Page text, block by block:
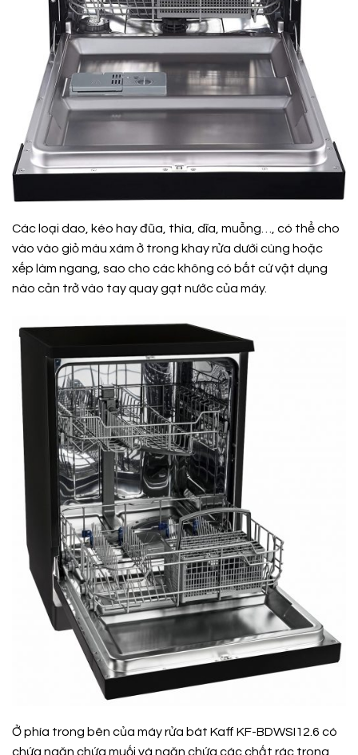
Các loại dao, kéo hay đũa, thìa, dĩa, muỗng…, có thể cho
vào vào giỏ màu xám ở trong khay rửa dưới cùng hoặc
xếp làm ngang, sao cho các không có bất cứ vật dụng
nào cản trở vào tay quay gạt nước của máy.
Ở phía trong bên của máy rửa bát Kaff KF-BDWSI12.6 có
chứa ngăn chứa muối và ngăn chứa các chất rác trong